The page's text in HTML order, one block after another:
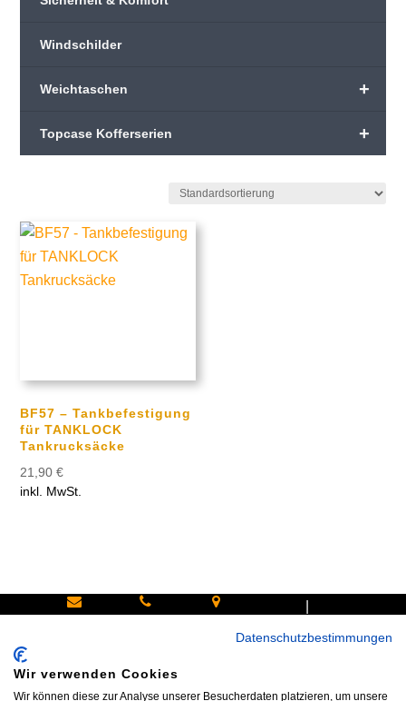
Windschilder
+
Weichtaschen
+
Topcase Kofferserien
BF57 – Tankbefestigung
für TANKLOCK
Tankrucksäcke
21,90€
inkl. MwSt.
info@bike
shop24.n
an:
Tel.+49
Pinsel-
85540
Datenschutzbestimmungen
Wir verwenden Cookies
Wir können diese zur Analyse unserer Besucherdaten platzieren, um unsere